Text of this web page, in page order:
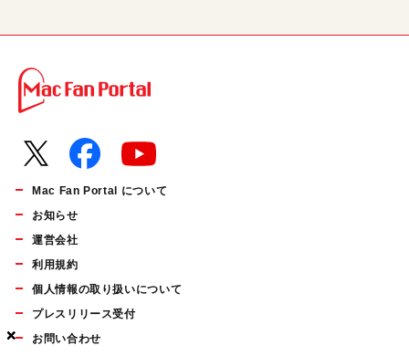
×
×
×
Mac Fan Portal について
お知らせ
運営会社
利用規約
個人情報の取り扱いについて
プレスリリース受付
お問い合わせ